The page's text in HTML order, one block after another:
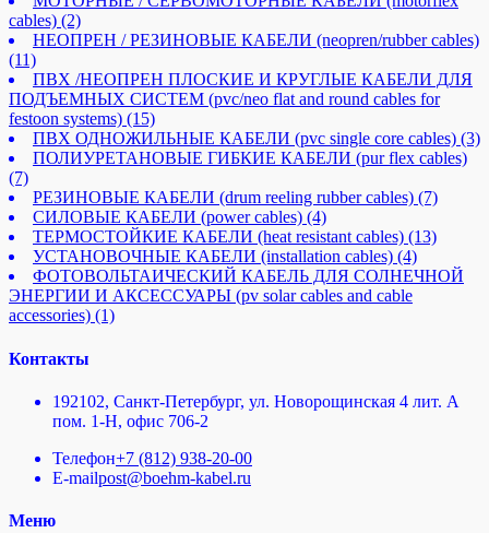
cables) (2)
НЕОПРЕН / РЕЗИНОВЫЕ КАБЕЛИ (neopren/rubber cables)
(11)
ПВХ /НЕОПРЕН ПЛОСКИЕ И КРУГЛЫЕ КАБЕЛИ ДЛЯ
ПОДЪЕМНЫХ СИСТЕМ (pvc/neo flat and round cables for
festoon systems) (15)
ПВХ ОДНОЖИЛЬНЫЕ КАБЕЛИ (pvc single core cables) (3)
ПОЛИУРЕТАНОВЫЕ ГИБКИЕ КАБЕЛИ (pur flex cables)
(7)
РЕЗИНОВЫЕ КАБЕЛИ (drum reeling rubber cables) (7)
СИЛОВЫЕ КАБЕЛИ (power cables) (4)
ТЕРМОСТОЙКИЕ КАБЕЛИ (heat resistant cables) (13)
УСТАНОВОЧНЫЕ КАБЕЛИ (installation cables) (4)
ФОТОВОЛЬТАИЧЕСКИЙ КАБЕЛЬ ДЛЯ СОЛНЕЧНОЙ
ЭНЕРГИИ И АКСЕССУАРЫ (pv solar cables and cable
accessories) (1)
Контакты
192102, Санкт-Петербург, ул. Новорощинская 4 лит. А
пом. 1-Н, офис 706-2
Телефон+7 (812) 938-20-00
E-mailpost@boehm-kabel.ru
Меню